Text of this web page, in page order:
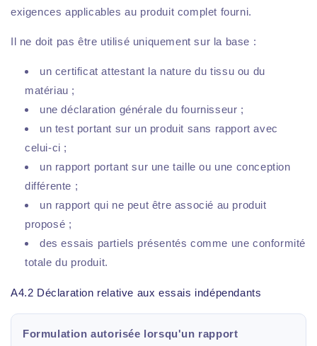
exigences applicables au produit complet fourni.
Il ne doit pas être utilisé uniquement sur la base :
un certificat attestant la nature du tissu ou du
matériau ;
une déclaration générale du fournisseur ;
un test portant sur un produit sans rapport avec
celui-ci ;
un rapport portant sur une taille ou une conception
différente ;
un rapport qui ne peut être associé au produit
proposé ;
des essais partiels présentés comme une conformité
totale du produit.
A4.2 Déclaration relative aux essais indépendants
Formulation autorisée lorsqu'un rapport